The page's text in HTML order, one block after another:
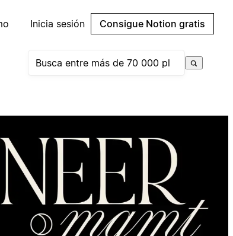
Inicia sesión Consigue Notion gratis